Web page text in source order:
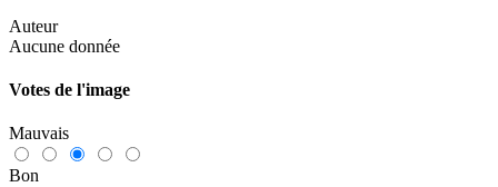
Auteur
Aucune donnée
Votes de l'image
Mauvais
Bon